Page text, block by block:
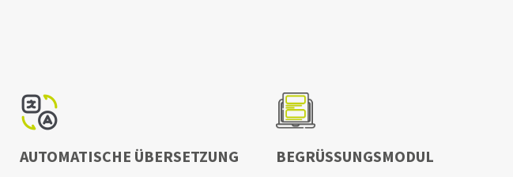
AUTOMATISCHE ÜBERSETZUNG BEGRÜSSUNGSMODUL